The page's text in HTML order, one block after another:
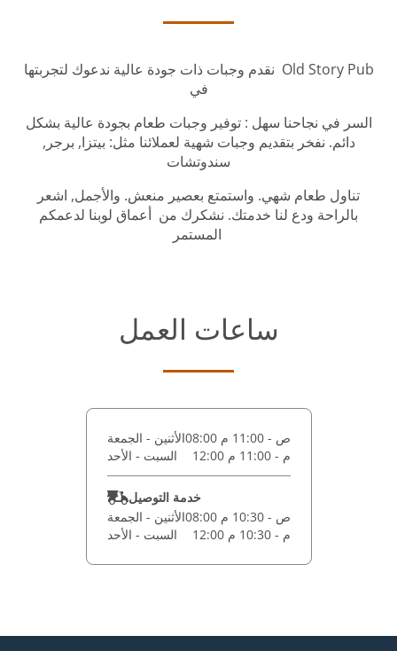
نقدم وجبات ذات جودة عالية ندعوك لتجربتها Old Story Pub
في
السر في نجاحنا سهل : توفير وجبات طعام بجودة عالية بشكل
دائم. نفخر بتقديم وجبات شهية لعملائنا مثل: بيتزا, برجر,
سندوتشات
تناول طعام شهي. واستمتع بعصير منعش. والأجمل, اشعر
بالراحة ودع لنا خدمتك. نشكرك من أعماق لوبنا لدعمكم
ساعات العمل
الأثنين - الجمعة
08:00 ص - 11:00 م
السبت - الأحد
12:00 م - 11:00 م
خدمة التوصيل
الأثنين - الجمعة
08:00 ص - 10:30 م
السبت - الأحد
12:00 م - 10:30 م